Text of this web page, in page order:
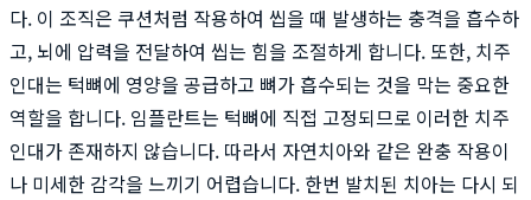
다. 이 조직은 쿠션처럼 작용하여 씹을 때 발생하는 충격을 흡수하
고, 뇌에 압력을 전달하여 씹는 힘을 조절하게 합니다. 또한, 치주
인대는 턱뼈에 영양을 공급하고 뼈가 흡수되는 것을 막는 중요한
역할을 합니다. 임플란트는 턱뼈에 직접 고정되므로 이러한 치주
인대가 존재하지 않습니다. 따라서 자연치아와 같은 완충 작용이
나 미세한 감각을 느끼기 어렵습니다. 한번 발치된 치아는 다시 되